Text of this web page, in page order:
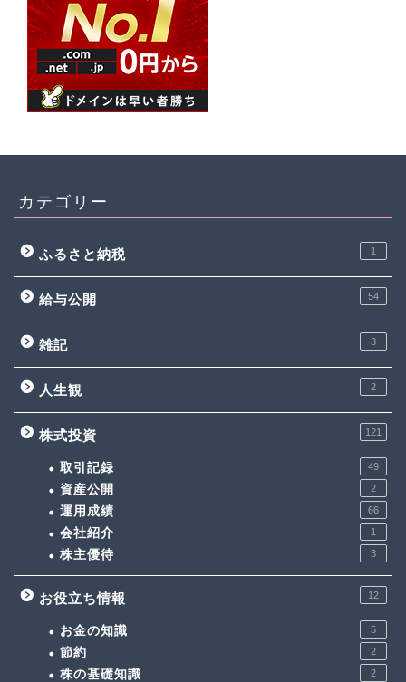
カテゴリー
ふるさと納税 1
給与公開 54
雑記 3
人生観 2
株式投資 121
取引記録 49
資産公開 2
運用成績 66
会社紹介 1
株主優待 3
お役立ち情報 12
お金の知識 5
節約 2
株の基礎知識 2